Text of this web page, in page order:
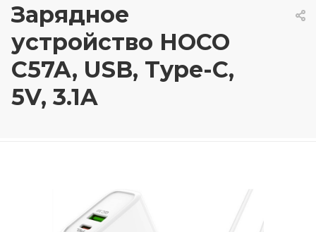
Зарядное
устройство HOCO
C57A, USB, Type-C,
5V, 3.1A